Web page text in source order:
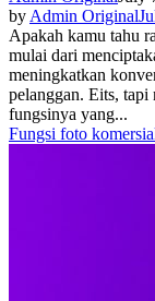
by Admin Original
Apakah kamu tahu
mulai dari
meningkatkan
pelanggan. Eits, tapi
fungsinya yang...
Fungsi foto